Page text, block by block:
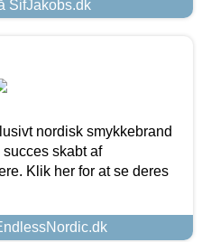
SifJakobs.dk
nordisk smykkebrand
skabt af
Klik her for at se deres